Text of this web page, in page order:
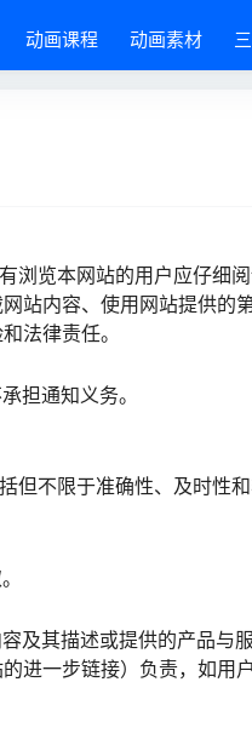
动画课程 动画素材
浏览本网站的用户应仔细
站内容、使用网站提供的
法律责任。
担通知义务。
但不限于准确性、及时性
及其描述或提供的产品与
进一步链接）负责，如用